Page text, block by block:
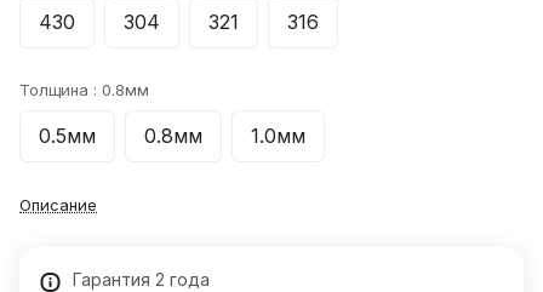
430 304 321 316
Толщина : 0.8мм
0.5мм 0.8мм 1.0мм
Описание
Гарантия 2 года